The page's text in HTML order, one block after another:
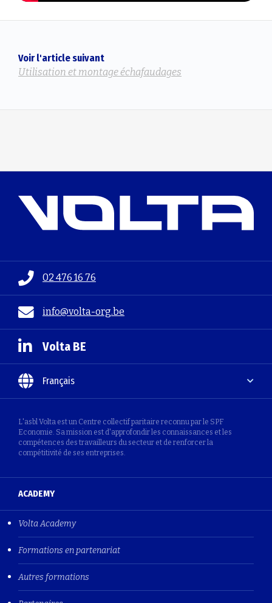
Voir l'article suivant
Utilisation et montage échafaudages
02 476 16 76
info@volta-org.be
L'asbl Volta est un Centre collectif paritaire reconnu par le SPF
Economie. Sa mission est d'approfondir les connaissances et les
compétences des travailleurs du secteur et de renforcer la
compétitivité de ses entreprises.
Volta BE
Français
ACADEMY
Volta Academy
Formations en partenariat
Autres formations